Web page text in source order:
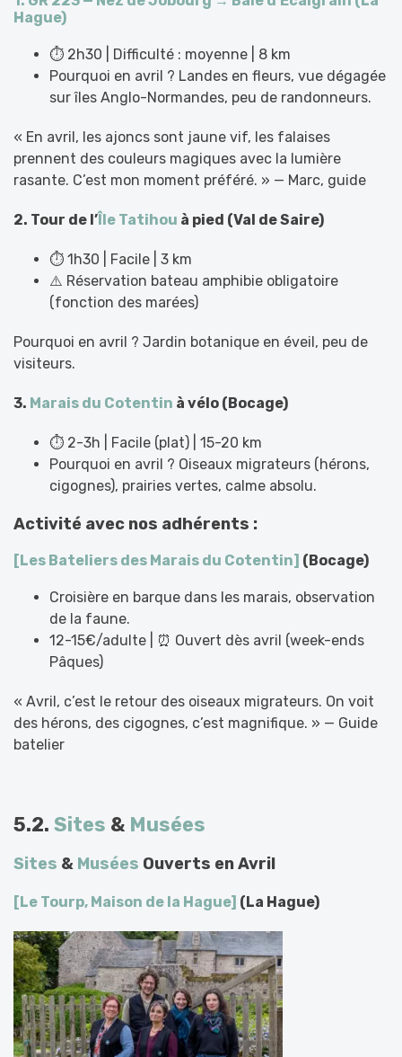
Hague)
⏱️ 2h30 | Difficulté : moyenne | 8 km
Pourquoi en avril ? Landes en fleurs, vue dégagée
sur îles Anglo-Normandes, peu de randonneurs.
« En avril, les ajoncs sont jaune vif, les falaises
prennent des couleurs magiques avec la lumière
rasante. C’est mon moment préféré. » — Marc, guide
2. Tour de l’Île Tatihou à pied (Val de Saire)
⏱️ 1h30 | Facile | 3 km
⚠️ Réservation bateau amphibie obligatoire
(fonction des marées)
Pourquoi en avril ? Jardin botanique en éveil, peu de
visiteurs.
3. Marais du Cotentin à vélo (Bocage)
⏱️ 2-3h | Facile (plat) | 15-20 km
Pourquoi en avril ? Oiseaux migrateurs (hérons,
cigognes), prairies vertes, calme absolu.
Activité avec nos adhérents :
[Les Bateliers des Marais du Cotentin] (Bocage)
Croisière en barque dans les marais, observation
de la faune.
12-15€/adulte | ⏰ Ouvert dès avril (week-ends
Pâques)
« Avril, c’est le retour des oiseaux migrateurs. On voit
des hérons, des cigognes, c’est magnifique. » — Guide
batelier
5.2. Sites & Musées
Sites & Musées Ouverts en Avril
[Le Tourp, Maison de la Hague] (La Hague)